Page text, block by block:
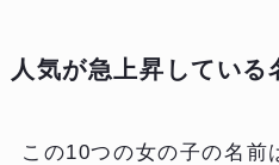
人気が急上昇している
この10つの女の子の名前